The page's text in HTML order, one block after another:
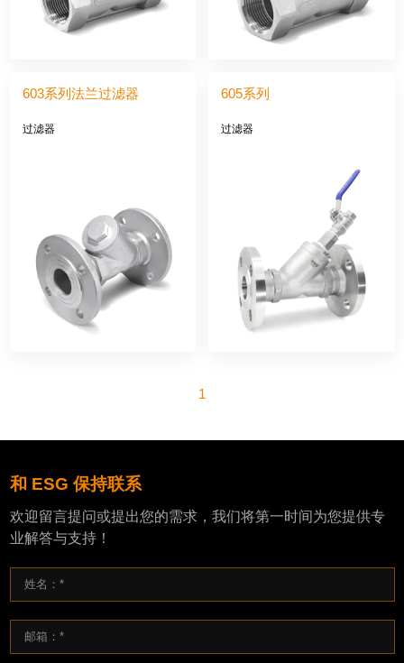
603系列法兰过滤器
过滤器
605系列
过滤器
1
和 ESG 保持联系
欢迎留言提问或提出您的需求，我们将第一时间为您提供专
业解答与支持！